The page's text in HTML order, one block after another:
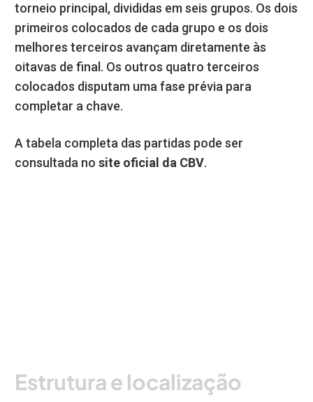
torneio principal, divididas em seis grupos. Os dois
primeiros colocados de cada grupo e os dois
melhores terceiros avançam diretamente às
oitavas de final. Os outros quatro terceiros
colocados disputam uma fase prévia para
completar a chave.
A tabela completa das partidas pode ser
consultada no site oficial da CBV.
Estrutura e localização